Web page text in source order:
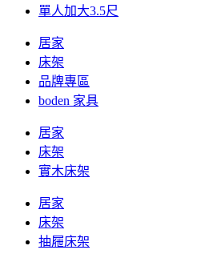
單人加大3.5尺
居家
床架
品牌專區
boden 家具
居家
床架
實木床架
居家
床架
抽屜床架